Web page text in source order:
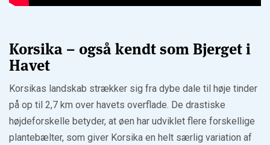
Korsika – også kendt som Bjerget i
Havet
Korsikas landskab strækker sig fra dybe dale til høje tinder
på op til 2,7 km over havets overflade. De drastiske
højdeforskelle betyder, at øen har udviklet flere forskellige
plantebælter, som giver Korsika en helt særlig variation af